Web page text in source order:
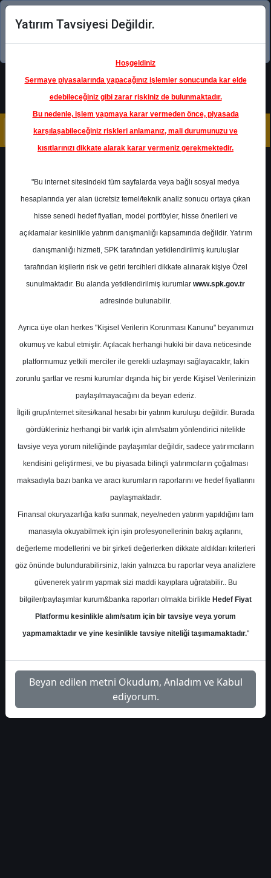
Şimdi uygulamayı indirin!
Ana Sayfa Raporlar
Halk Yatırım
Rapor Detay
AKSEN - Hedef Fiyat
Halk Yatırım 07 Kasım 2024
Halk Yatırım Aksa Enerji için hedef fiyatını
57,0 TL'den 55,20 TL'ye düşürdü, tavsiyesini
'AL' olarak korudu.
S.No Dosya Adı İndir
1
halk-yatirim-aksen-hedef-
fiyat-raporu-449094
İlgili
Dosyayı
Yatırım Tavsiyesi Değildir.
Hoşgeldiniz
Sermaye piyasalarında yapacağınız işlemler sonucunda kar elde
edebileceğiniz gibi zarar riskiniz de bulunmaktadır.
Bu nedenle, işlem yapmaya karar vermeden önce, piyasada
karşılaşabileceğiniz riskleri anlamanız, mali durumunuzu ve
kısıtlarınızı dikkate alarak karar vermeniz gerekmektedir.
"Bu internet sitesindeki tüm sayfalarda veya bağlı sosyal medya
hesaplarında yer alan ücretsiz temel/teknik analiz sonucu ortaya çıkan
hisse senedi hedef fiyatları, model portföyler, hisse önerileri ve
açıklamalar kesinlikle yatırım danışmanlığı kapsamında değildir. Yatırım
danışmanlığı hizmeti, SPK tarafından yetkilendirilmiş kuruluşlar
tarafından kişilerin risk ve getiri tercihleri dikkate alınarak kişiye Özel
sunulmaktadır. Bu alanda yetkilendirilmiş kurumlar www.spk.gov.tr
adresinde bulunabilir.
Ayrıca üye olan herkes "Kişisel Verilerin Korunması Kanunu" beyanımızı
okumuş ve kabul etmiştir. Açılacak herhangi hukiki bir dava neticesinde
platformumuz yetkili merciler ile gerekli uzlaşmayı sağlayacaktır, lakin
zorunlu şartlar ve resmi kurumlar dışında hiç bir yerde Kişisel Verilerinizin
paylaşılmayacağını da beyan ederiz.
İlgili grup/internet sitesi/kanal hesabı bir yatırım kuruluşu değildir. Burada
gördükleriniz herhangi bir varlık için alım/satım yönlendirici nitelikte
tavsiye veya yorum niteliğinde paylaşımlar değildir, sadece yatırımcıların
kendisini geliştirmesi, ve bu piyasada bilinçli yatırımcıların çoğalması
maksadıyla bazı banka ve aracı kurumların raporlarını ve hedef fiyatlarını
paylaşmaktadır.
Finansal okuryazarlığa katkı sunmak, neye/neden yatırım yapıldığını tam
manasıyla okuyabilmek için işin profesyonellerinin bakış açılarını,
değerleme modellerini ve bir şirketi değerlerken dikkate aldıkları kriterleri
göz önünde bulundurabilirsiniz, lakin yalnızca bu raporlar veya analizlere
güvenerek yatırım yapmak sizi maddi kayıplara uğratabilir.. Bu
bilgiler/paylaşımlar kurum&banka raporları olmakla birlikte Hedef Fiyat
Platformu kesinlikle alım/satım için bir tavsiye veya yorum
yapmamaktadır ve yine kesinlikle tavsiye niteliği taşımamaktadır."
Beyan edilen metni Okudum, Anladım ve Kabul
ediyorum.